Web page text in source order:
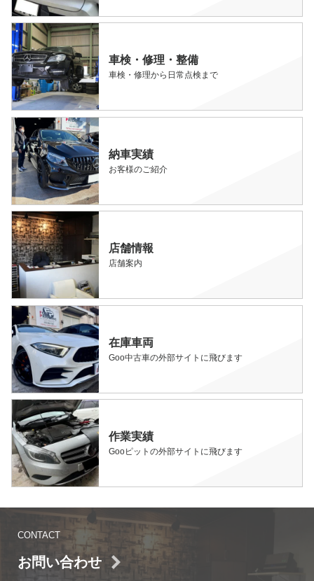
車検・修理・整備
車検・修理から日常点検まで
納車実績
お客様のご紹介
店舗情報
店舗案内
在庫車両
Goo中古車の外部サイトに飛びます
作業実績
Gooピットの外部サイトに飛びます
CONTACT
お問い合わせ